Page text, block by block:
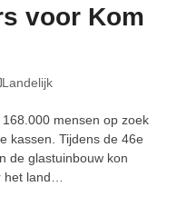
voor Kom
Landelijk
mensen op zoek
kassen. Tijdens de 46e
de glastuinbouw kon
het land…